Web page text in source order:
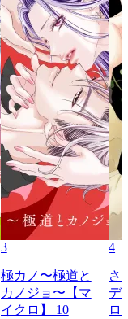
3
極カノ〜極道と
カノジョ〜【マ
イクロ】 10
4
さ
デ
ロ